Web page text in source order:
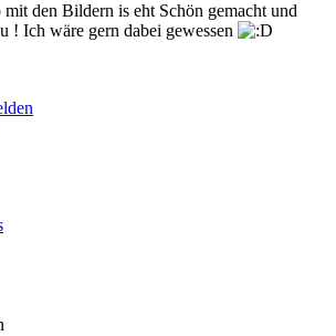
den Bildern is eht Schön gemacht und
! Ich wäre gern dabei gewessen